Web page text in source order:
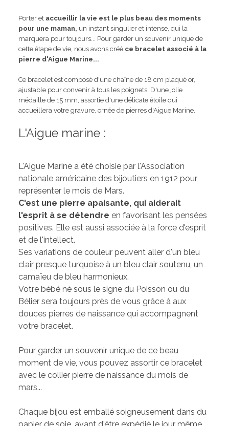
Porter et accueillir la vie est le plus beau des moments
pour une maman, un instant singulier et intense, qui la
marquera pour toujours... Pour garder un souvenir unique de
cette étape de vie, nous avons créé ce bracelet associé à la
pierre d'Aigue Marine...
Ce bracelet est composé d'une chaîne de 18 cm plaqué or,
ajustable pour convenir à tous les poignets. D'une jolie
médaille de 15 mm, assortie d'une délicate étoile qui
accueillera votre gravure, ornée de pierres d'Aigue Marine.
L'Aigue marine :
L'Aigue Marine a été choisie par l'Association
nationale américaine des bijoutiers en 1912 pour
représenter le mois de Mars.
C'est une pierre apaisante, qui aiderait
l'esprit à se détendre en favorisant les pensées
positives. Elle est aussi associée à la force d'esprit
et de l'intellect.
Ses variations de couleur peuvent aller d'un bleu
clair presque turquoise à un bleu clair soutenu, un
camaïeu de bleu harmonieux.
Votre bébé né sous le signe du Poisson ou du
Bélier sera toujours près de vous grâce à aux
douces pierres de naissance qui accompagnent
votre bracelet.
Pour garder un souvenir unique de ce beau
moment de vie, vous pouvez assortir ce bracelet
avec le collier pierre de naissance du mois de
mars...
Chaque bijou est emballé soigneusement dans du